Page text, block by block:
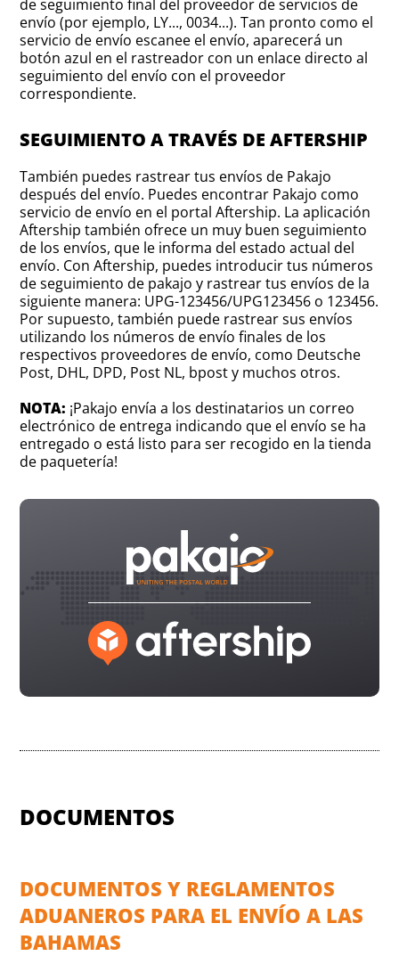
de seguimiento final del proveedor de servicios de
envío (por ejemplo, LY..., 0034...). Tan pronto como el
servicio de envío escanee el envío, aparecerá un
botón azul en el rastreador con un enlace directo al
seguimiento del envío con el proveedor
correspondiente.
SEGUIMIENTO A TRAVÉS DE AFTERSHIP
También puedes rastrear tus envíos de Pakajo
después del envío. Puedes encontrar Pakajo como
servicio de envío en el portal Aftership. La aplicación
Aftership también ofrece un muy buen seguimiento
de los envíos, que le informa del estado actual del
envío. Con Aftership, puedes introducir tus números
de seguimiento de pakajo y rastrear tus envíos de la
siguiente manera: UPG-123456/UPG123456 o 123456.
Por supuesto, también puede rastrear sus envíos
utilizando los números de envío finales de los
respectivos proveedores de envío, como Deutsche
Post, DHL, DPD, Post NL, bpost y muchos otros.
NOTA: ¡Pakajo envía a los destinatarios un correo
electrónico de entrega indicando que el envío se ha
entregado o está listo para ser recogido en la tienda
de paquetería!
DOCUMENTOS
DOCUMENTOS Y REGLAMENTOS
ADUANEROS PARA EL ENVÍO A LAS
BAHAMAS